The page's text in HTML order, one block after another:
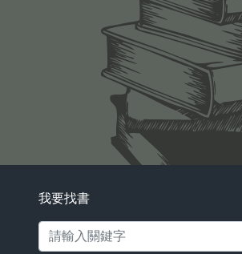
我要找書